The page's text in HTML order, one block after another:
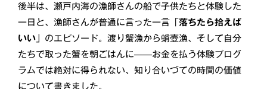
後半は、瀬戸内海の漁師さんの船で子供たちと体験した
一日と、漁師さんが普通に言った一言「落ちたら拾えば
いい」のエピソード。渡り蟹漁から蛸壺漁、そして自分
たちで取った蟹を朝ごはんに——お金を払う体験プログ
ラムでは絶対に得られない、知り合いづての時間の価値